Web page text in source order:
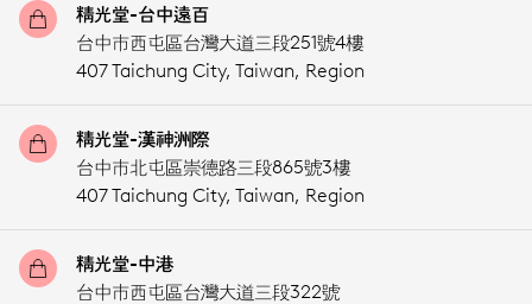
精光堂-台中遠百
台中市西屯區台灣大道三段251號4樓
407 Taichung City, Taiwan, Region
精光堂-漢神洲際
台中市北屯區崇德路三段865號3樓
407 Taichung City, Taiwan, Region
精光堂-中港
台中市西屯區台灣大道三段322號